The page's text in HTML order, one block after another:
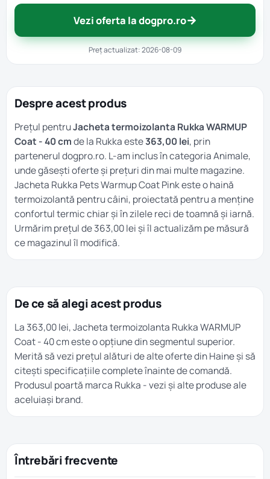
Vezi oferta la dogpro.ro→
Preț actualizat: 2026-08-09
Despre acest produs
Prețul pentruJacheta termoizolanta Rukka WARMUP
Coat - 40 cmde la Rukka este363,00 lei, prin
partenerul dogpro.ro. L-am inclus în categoriaAnimale,
unde găsești oferte și prețuri din mai multe magazine.
Jacheta Rukka Pets Warmup Coat Pink este o haină
termoizolantă pentru câini, proiectată pentru a menține
confortul termic chiar și în zilele reci de toamnă și iarnă.
Urmărim prețul de 363,00 lei și îl actualizăm pe măsură
ce magazinul îl modifică.
De ce să alegi acest produs
La 363,00 lei, Jacheta termoizolanta Rukka WARMUP
Coat - 40 cm este o opțiune din segmentul superior.
Merită să vezi prețul alături de alte oferte dinHaineși să
citești specificațiile complete înainte de comandă.
Produsul poartă marca Rukka - vezi și alte produse ale
aceluiași brand.
Întrebări frecvente